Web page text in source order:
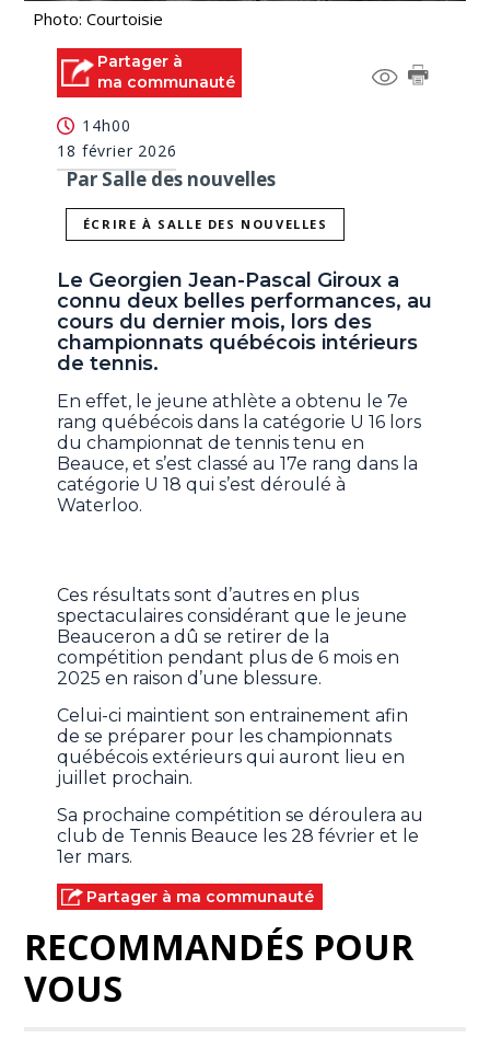
Photo: Courtoisie
Partager à
ma communauté
14h00
18 février 2026
Par Salle des nouvelles
ÉCRIRE À SALLE DES NOUVELLES
Le Georgien Jean-Pascal Giroux a
connu deux belles performances, au
cours du dernier mois, lors des
championnats québécois intérieurs
de tennis.
En effet, le jeune athlète a obtenu le 7e
rang québécois dans la catégorie U 16 lors
du championnat de tennis tenu en
Beauce, et s’est classé au 17e rang dans la
catégorie U 18 qui s’est déroulé à
Waterloo.
Ces résultats sont d’autres en plus
spectaculaires considérant que le jeune
Beauceron a dû se retirer de la
compétition pendant plus de 6 mois en
2025 en raison d’une blessure.
Celui-ci maintient son entrainement afin
de se préparer pour les championnats
québécois extérieurs qui auront lieu en
juillet prochain.
Sa prochaine compétition se déroulera au
club de Tennis Beauce les 28 février et le
1er mars.
Partager à ma communauté
RECOMMANDÉS POUR
VOUS